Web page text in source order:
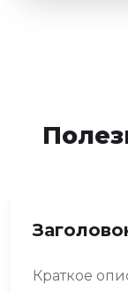
Краткое